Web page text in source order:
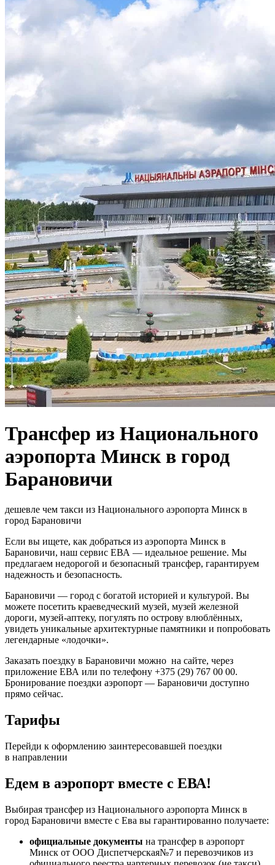
Трансфер из Национального
аэропорта Минск в город
Барановичи
дешевле чем такси из Национального аэропорта Минск в
город Барановичи
Если вы ищете, как добраться из аэропорта Минск в
Барановичи, наш сервис ЕВА — идеальное решение. Мы
предлагаем недорогой и безопасный трансфер, гарантируем
надежность и безопасность.
Барановичи — город с богатой историей и культурой. Вы
можете посетить краеведческий музей, музей железной
дороги, музей-аптеку, погулять по острову влюблённых,
увидеть уникальные архитектурные памятники и попробовать
легендарные «лодочки».
Заказать поездку в Барановичи можно на сайте, через
приложение ЕВА или по телефону +375 (29) 767 00 00.
Бронирование поездки аэропорт — Барановичи доступно
прямо сейчас.
Тарифы
Перейди к оформлению заинтересовавшей поездки
в направлении
Едем в аэропорт вместе с ЕВА!
Выбирая трансфер из Национального аэропорта Минск в
город Барановичи вместе с Ева вы гарантированно получаете:
официальные документы на трансфер в аэропорт
Минск от ООО Диспетчерская№7 и перевозчиков из